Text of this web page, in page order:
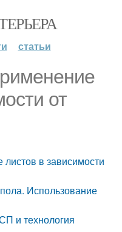
статьи
от
в зависимости
Использование
и технология